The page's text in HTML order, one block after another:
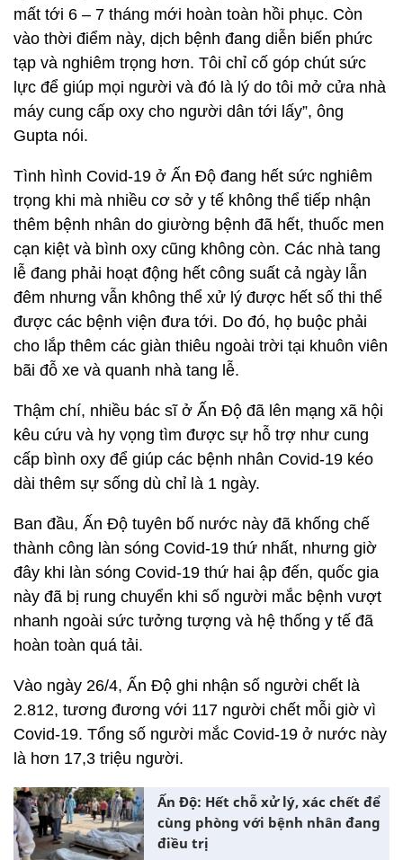
mất tới 6 – 7 tháng mới hoàn toàn hồi phục. Còn
vào thời điểm này, dịch bệnh đang diễn biến phức
tạp và nghiêm trọng hơn. Tôi chỉ cố góp chút sức
lực để giúp mọi người và đó là lý do tôi mở cửa nhà
máy cung cấp oxy cho người dân tới lấy”, ông
Gupta nói.
Tình hình Covid-19 ở Ấn Độ đang hết sức nghiêm
trọng khi mà nhiều cơ sở y tế không thể tiếp nhận
thêm bệnh nhân do giường bệnh đã hết, thuốc men
cạn kiệt và bình oxy cũng không còn. Các nhà tang
lễ đang phải hoạt động hết công suất cả ngày lẫn
đêm nhưng vẫn không thể xử lý được hết số thi thể
được các bệnh viện đưa tới. Do đó, họ buộc phải
cho lắp thêm các giàn thiêu ngoài trời tại khuôn viên
bãi đỗ xe và quanh nhà tang lễ.
Thậm chí, nhiều bác sĩ ở Ấn Độ đã lên mạng xã hội
kêu cứu và hy vọng tìm được sự hỗ trợ như cung
cấp bình oxy để giúp các bệnh nhân Covid-19 kéo
dài thêm sự sống dù chỉ là 1 ngày.
Ban đầu, Ấn Độ tuyên bố nước này đã khống chế
thành công làn sóng Covid-19 thứ nhất, nhưng giờ
đây khi làn sóng Covid-19 thứ hai ập đến, quốc gia
này đã bị rung chuyển khi số người mắc bệnh vượt
nhanh ngoài sức tưởng tượng và hệ thống y tế đã
hoàn toàn quá tải.
Vào ngày 26/4, Ấn Độ ghi nhận số người chết là
2.812, tương đương với 117 người chết mỗi giờ vì
Covid-19. Tổng số người mắc Covid-19 ở nước này
là hơn 17,3 triệu người.
Ấn Độ: Hết chỗ xử lý, xác chết để
cùng phòng với bệnh nhân đang
điều trị